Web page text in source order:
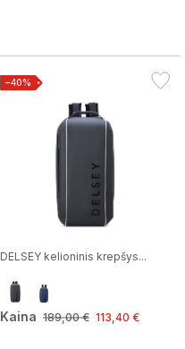
−40%
DELSEY kelioninis krepšys...
Kaina 189,00 € 113,40 €